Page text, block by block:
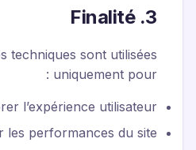
3. Finalité
techniques sont utilisées
uniquement pour :
l’expérience utilisateur
les performances du site